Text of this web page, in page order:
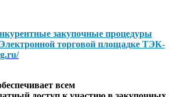
закупочные процедуры
Электронной торговой площадке ТЭК-
всем